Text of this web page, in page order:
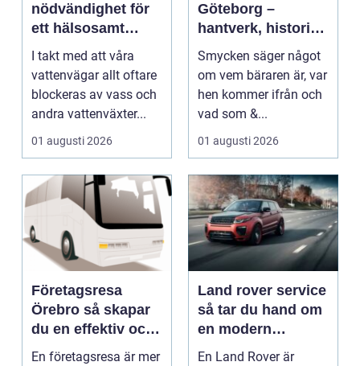
nödvändighet för
ett hälsosamt
vattenlandskap
I takt med att våra
vattenvägar allt oftare
blockeras av vass och
andra vattenväxter...
01 augusti 2026
Göteborg –
hantverk, historia
och personligt
uttryck
Smycken säger något
om vem bäraren är, var
hen kommer ifrån och
vad som &...
01 augusti 2026
Företagsresa
Örebro så skapar
du en effektiv och
minnesvärd resa
En företagsresa är mer
Land rover service
så tar du hand om
en modern
klassiker
En Land Rover är